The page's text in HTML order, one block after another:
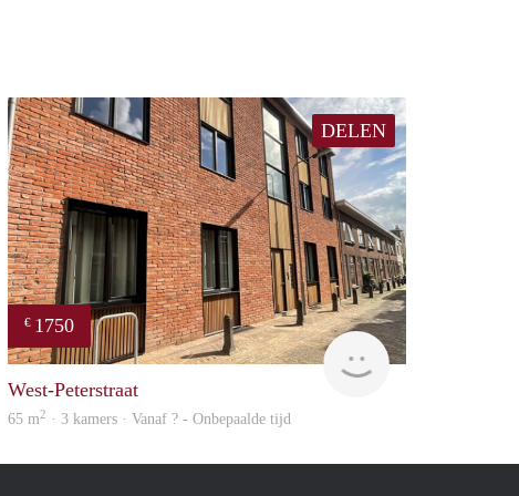
DELEN
€ 1750
Verhome
West-Peterstraat
65 m2 · 3 kamers · Vanaf ? - Onbepaalde tijd